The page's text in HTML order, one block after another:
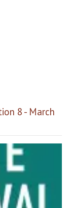
8 - March